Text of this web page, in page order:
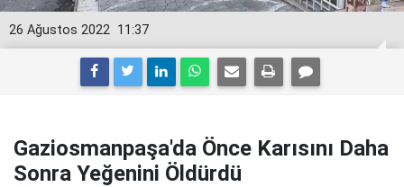
11:37
26 Ağustos 2022
Gaziosmanpaşa'da Önce Karısını Daha
Sonra Yeğenini Öldürdü